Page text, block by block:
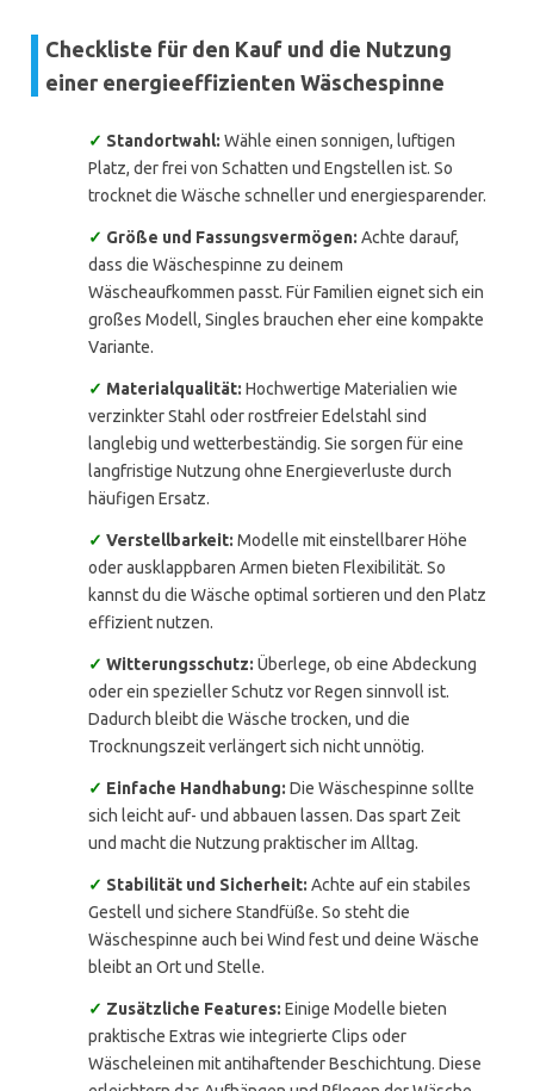
Checkliste für den Kauf und die Nutzung
einer energieeffizienten Wäschespinne
✓ Standortwahl: Wähle einen sonnigen, luftigen
Platz, der frei von Schatten und Engstellen ist. So
trocknet die Wäsche schneller und energiesparender.
✓ Größe und Fassungsvermögen: Achte darauf,
dass die Wäschespinne zu deinem
Wäscheaufkommen passt. Für Familien eignet sich ein
großes Modell, Singles brauchen eher eine kompakte
Variante.
✓ Materialqualität: Hochwertige Materialien wie
verzinkter Stahl oder rostfreier Edelstahl sind
langlebig und wetterbeständig. Sie sorgen für eine
langfristige Nutzung ohne Energieverluste durch
häufigen Ersatz.
✓ Verstellbarkeit: Modelle mit einstellbarer Höhe
oder ausklappbaren Armen bieten Flexibilität. So
kannst du die Wäsche optimal sortieren und den Platz
effizient nutzen.
✓ Witterungsschutz: Überlege, ob eine Abdeckung
oder ein spezieller Schutz vor Regen sinnvoll ist.
Dadurch bleibt die Wäsche trocken, und die
Trocknungszeit verlängert sich nicht unnötig.
✓ Einfache Handhabung: Die Wäschespinne sollte
sich leicht auf- und abbauen lassen. Das spart Zeit
und macht die Nutzung praktischer im Alltag.
✓ Stabilität und Sicherheit: Achte auf ein stabiles
Gestell und sichere Standfüße. So steht die
Wäschespinne auch bei Wind fest und deine Wäsche
bleibt an Ort und Stelle.
✓ Zusätzliche Features: Einige Modelle bieten
praktische Extras wie integrierte Clips oder
Wäscheleinen mit antihaftender Beschichtung. Diese